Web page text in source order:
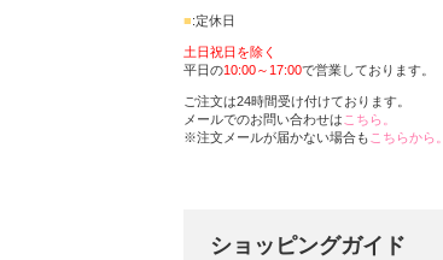
■:定休日
土日祝日を除く
平日の10:00～17:00で営業しております。
ご注文は24時間受け付けております。
メールでのお問い合わせは こちら。
※注文メールが届かない場合も こちらから。
ショッピングガイド